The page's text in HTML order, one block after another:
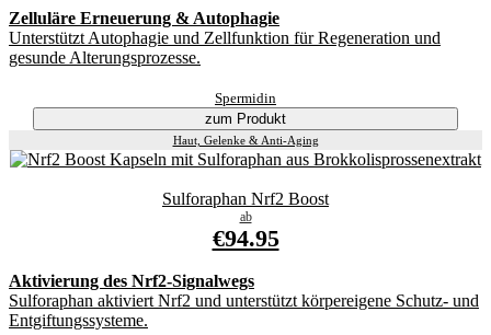
Zelluläre Erneuerung & Autophagie
Unterstützt Autophagie und Zellfunktion für Regeneration und
gesunde Alterungsprozesse.
Spermidin
zum Produkt
Haut, Gelenke & Anti-Aging
Sulforaphan Nrf2 Boost
ab
€94.95
Aktivierung des Nrf2-Signalwegs
Sulforaphan aktiviert Nrf2 und unterstützt körpereigene Schutz- und
Entgiftungssysteme.